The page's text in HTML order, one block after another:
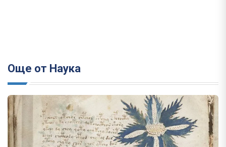
Още от Наука